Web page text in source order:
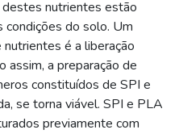
nutrientes estão
condições do solo. Um
é a liberação
assim, a preparação de
constituídos de SPI e
se torna viável. SPI e PLA
previamente com